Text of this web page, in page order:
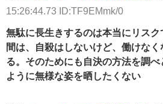
15:26:44.73 ID:TF9EMmk/0
無駄に長生きするのは本当にリス
間は、自殺はしないけど、働けな
る。そのためにも自決の方法を調
ように無様な姿を晒したくない